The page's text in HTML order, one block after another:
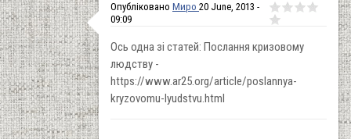
Опубліковано Миро 20 June, 2013 -
09:09
Ось одна зі статей: Послання кризовому
людству -
https://www.ar25.org/article/poslannya-
kryzovomu-lyudstvu.html